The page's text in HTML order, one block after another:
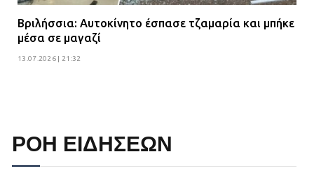
Βριλήσσια: Αυτοκίνητο έσπασε τζαμαρία και μπήκε
μέσα σε μαγαζί
13.07.2026 | 21:32
ΡΟΗ ΕΙΔΗΣΕΩΝ